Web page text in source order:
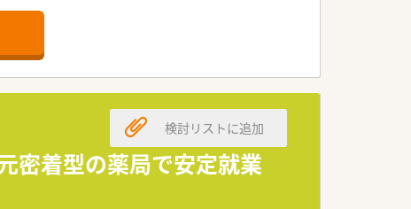
着型の薬局で安定就業
検討リストに追加